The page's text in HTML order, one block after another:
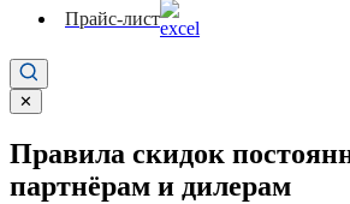
Прайс-лист
✕
Правила скидок
партнёрам и дилерам